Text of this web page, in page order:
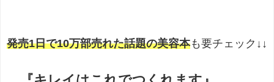
発売1日で10万部売れた話題の美容本も要チェック↓↓